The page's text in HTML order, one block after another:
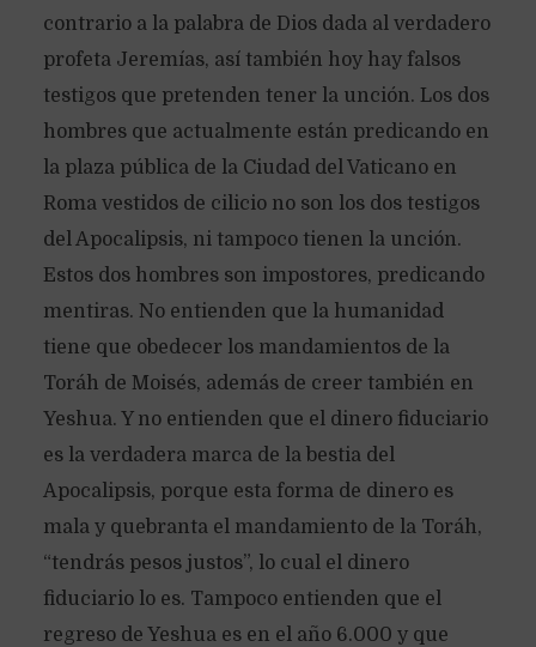
contrario a la palabra de Dios dada al verdadero
profeta Jeremías, así también hoy hay falsos
testigos que pretenden tener la unción. Los dos
hombres que actualmente están predicando en
la plaza pública de la Ciudad del Vaticano en
Roma vestidos de cilicio no son los dos testigos
del Apocalipsis, ni tampoco tienen la unción.
Estos dos hombres son impostores, predicando
mentiras. No entienden que la humanidad
tiene que obedecer los mandamientos de la
Toráh de Moisés, además de creer también en
Yeshua. Y no entienden que el dinero fiduciario
es la verdadera marca de la bestia del
Apocalipsis, porque esta forma de dinero es
mala y quebranta el mandamiento de la Toráh,
“tendrás pesos justos”, lo cual el dinero
fiduciario lo es. Tampoco entienden que el
regreso de Yeshua es en el año 6.000 y que